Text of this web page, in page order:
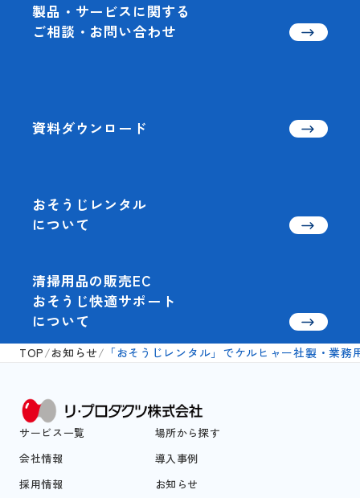
製品・サービスに関する
ご相談・お問い合わせ
資料ダウンロード
おそうじレンタル
について
清掃用品の販売EC
おそうじ快適サポート
について
TOP/お知らせ/ 「おそうじレンタル」でケルヒャー社製・業
サービス一覧
場所から探す
会社情報
導入事例
採用情報
お知らせ